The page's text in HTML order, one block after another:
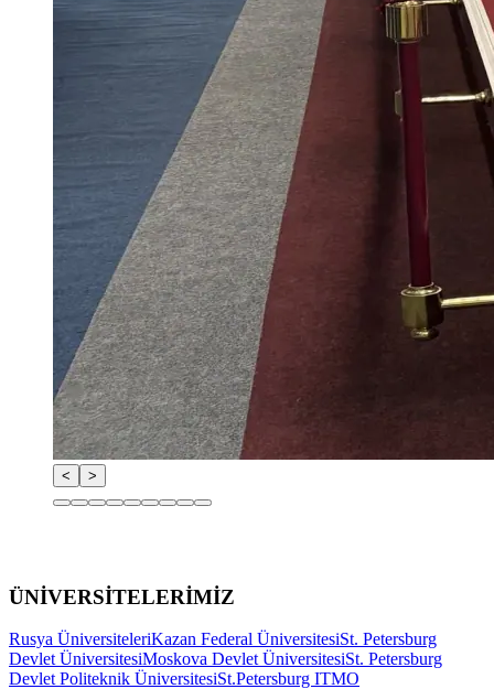
< >
ÜNİVERSİTELERİMİZ
Rusya ÜniversiteleriKazan Federal ÜniversitesiSt. Petersburg
Devlet ÜniversitesiMoskova Devlet ÜniversitesiSt. Petersburg
Devlet Politeknik ÜniversitesiSt.Petersburg ITMO